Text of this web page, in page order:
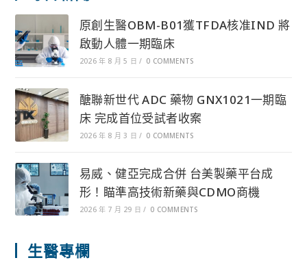
原創生醫OBM-B01獲TFDA核准IND 將
啟動人體一期臨床
2026 年 8 月 5 日 / 0 COMMENTS
醣聯新世代 ADC 藥物 GNX1021一期臨
床 完成首位受試者收案
2026 年 8 月 3 日 / 0 COMMENTS
易威、健亞完成合併 台美製藥平台成
形！瞄準高技術新藥與CDMO商機
2026 年 7 月 29 日 / 0 COMMENTS
生醫專欄